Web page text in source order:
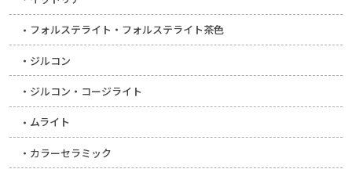
フォルステライト・フォルステライト茶色
ジルコン
ジルコン・コージライト
ムライト
カラーセラミック